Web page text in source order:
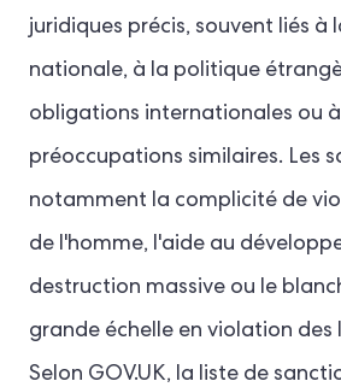
juridiques précis, souvent liés à
nationale, à la politique
obligations internationales ou
préoccupations similaires. Les
notamment la complicité de
de l'homme, l'aide au
destruction massive ou le
grande échelle en violation des
Selon GOV.UK, la liste de